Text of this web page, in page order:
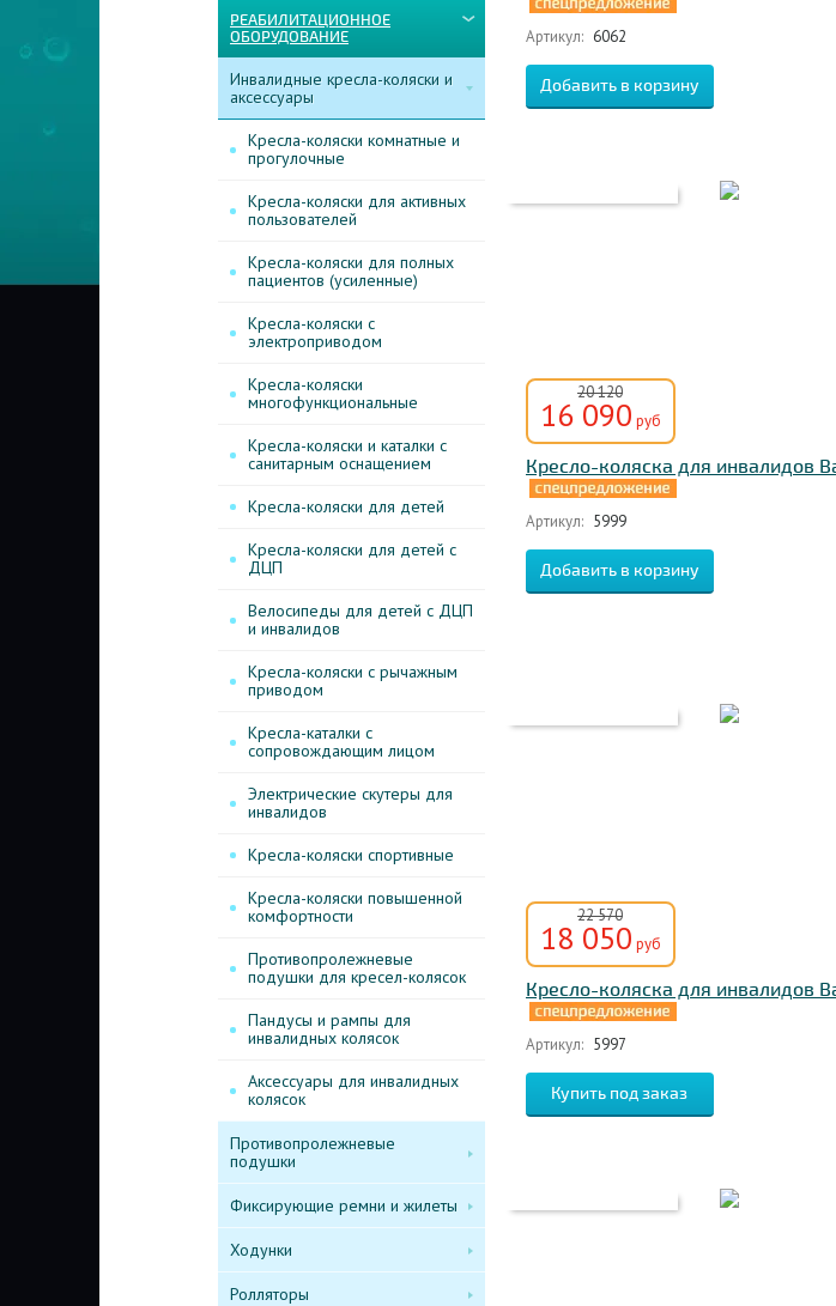
РЕАБИЛИТАЦИОННОЕ
ОБОРУДОВАНИЕ
Инвалидные кресла-коляски и
аксессуары
Кресла-коляски комнатные и
прогулочные
Кресла-коляски для активных
пользователей
Кресла-коляски для полных
пациентов (усиленные)
Кресла-коляски с
электроприводом
Кресла-коляски
многофункциональные
Кресла-коляски и каталки с
санитарным оснащением
Кресла-коляски для детей
Кресла-коляски для детей с
ДЦП
Велосипеды для детей с ДЦП
и инвалидов
Кресла-коляски с рычажным
приводом
Кресла-каталки с
сопровождающим лицом
Электрические скутеры для
инвалидов
Кресла-коляски спортивные
Кресла-коляски повышенной
комфортности
Противопролежневые
подушки для кресел-колясок
Пандусы и рампы для
инвалидных колясок
Аксессуары для инвалидных
колясок
Противопролежневые
подушки
Фиксирующие ремни и жилеты
Ходунки
Ролляторы
Артикул: 6062
20 120
16 090 руб
Кресло-коляска для инвалидов
Артикул: 5999
22 570
18 050 руб
Кресло-коляска для инвалидов
Артикул: 5997